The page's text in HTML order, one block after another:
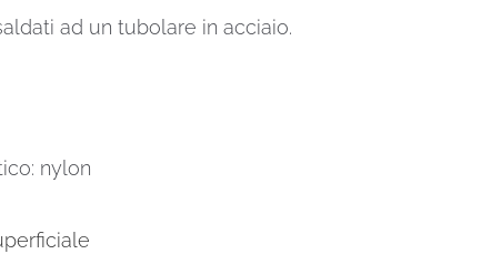
ad un tubolare in acciaio.
nylon